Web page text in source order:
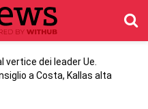
vertice dei leader Ue.
a Costa, Kallas alta